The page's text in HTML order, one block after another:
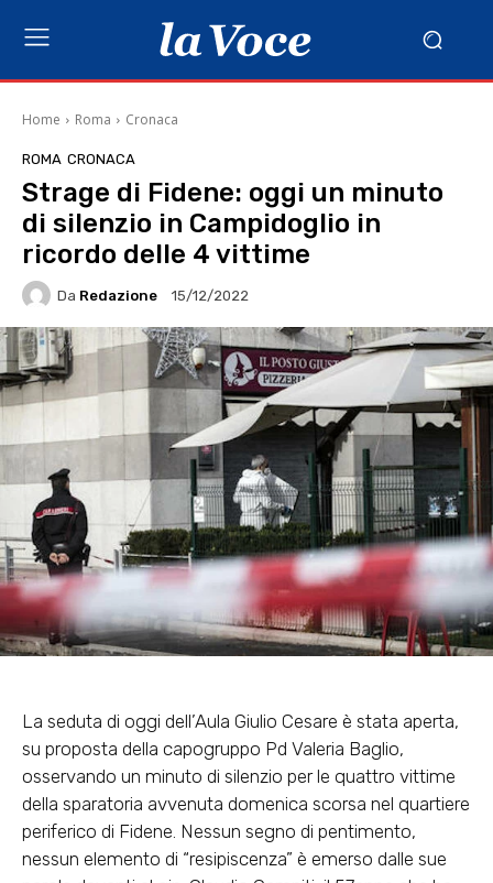
Home Roma Cronaca
ROMA CRONACA
Strage di Fidene: oggi un minuto
di silenzio in Campidoglio in
ricordo delle 4 vittime
Da Redazione 15/12/2022
La seduta di oggi dell’Aula Giulio Cesare è stata aperta,
su proposta della capogruppo Pd Valeria Baglio,
osservando un minuto di silenzio per le quattro vittime
della sparatoria avvenuta domenica scorsa nel quartiere
periferico di Fidene. Nessun segno di pentimento,
nessun elemento di “resipiscenza” è emerso dalle sue